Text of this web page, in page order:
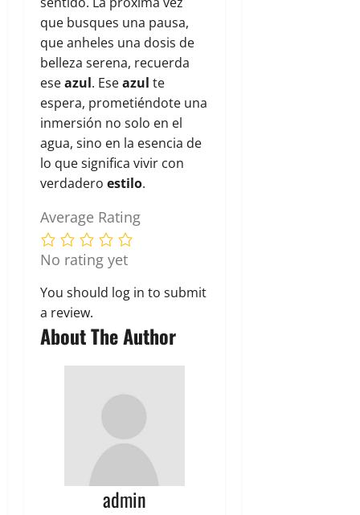
que busques una pausa,
que anheles una dosis de
belleza serena, recuerda
eseazul. Eseazul te
espera, prometiéndote una
inmersión no solo en el
agua, sino en la esencia de
lo que significa vivir con
verdadero estilo.
Average Rating
No rating yet
You should log in to submit
a review.
About The Author
admin